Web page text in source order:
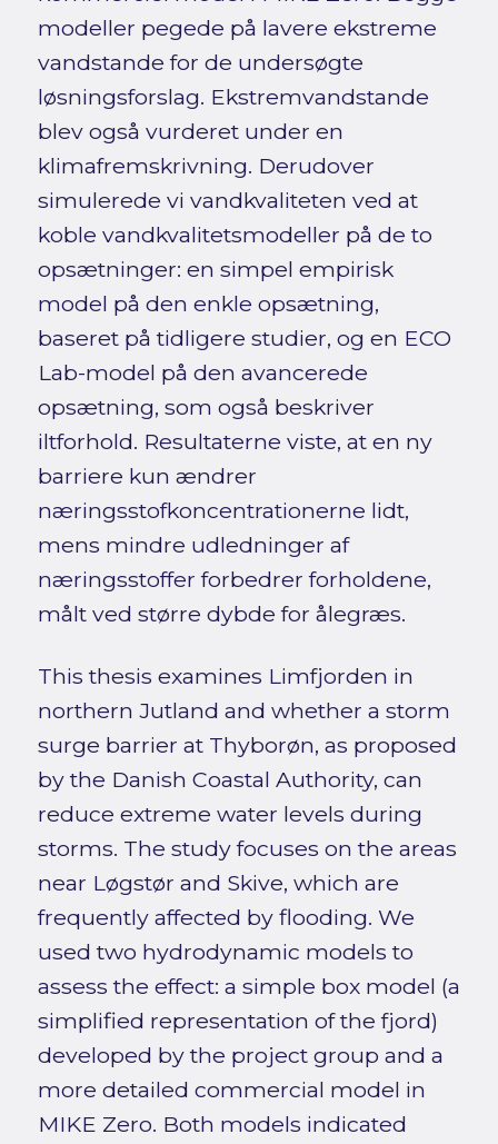
modeller pegede på lavere ekstreme
vandstande for de undersøgte
løsningsforslag. Ekstremvandstande
blev også vurderet under en
klimafremskrivning. Derudover
simulerede vi vandkvaliteten ved at
koble vandkvalitetsmodeller på de to
opsætninger: en simpel empirisk
model på den enkle opsætning,
baseret på tidligere studier, og en ECO
Lab-model på den avancerede
opsætning, som også beskriver
iltforhold. Resultaterne viste, at en ny
barriere kun ændrer
næringsstofkoncentrationerne lidt,
mens mindre udledninger af
næringsstoffer forbedrer forholdene,
målt ved større dybde for ålegræs.
This thesis examines Limfjorden in
northern Jutland and whether a storm
surge barrier at Thyborøn, as proposed
by the Danish Coastal Authority, can
reduce extreme water levels during
storms. The study focuses on the areas
near Løgstør and Skive, which are
frequently affected by flooding. We
used two hydrodynamic models to
assess the effect: a simple box model (a
simplified representation of the fjord)
developed by the project group and a
more detailed commercial model in
MIKE Zero. Both models indicated